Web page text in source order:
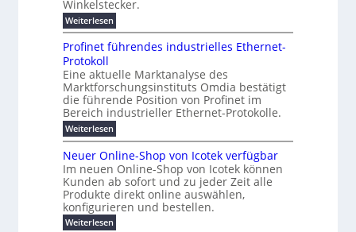
n
i
e
B
ü
r
o
k
r
a
t
i
e
e
l
ö
s
n
g
e
n
h
a
l
l
e
i
s
t
e
n
o
p
e
n
E
t
h
e
r
c
a
t
P
l
u
ff
i
z
i
e
t
e
r
e
s
K
a
b
e
l
m
a
n
o
n
ü
b
e
2
0
%
i
m
e
r
s
e
n
H
a
l
w
i
e
h
a
s
w
i
r
d
e
e
W
a
g
o
-
Winkelstecker.
Weiterlesen:
M
1
6
W
i
n
k
e
l
s
t
e
c
k
e
r
Profinet führendes industrielles Ethernet-
Protokoll
Eine aktuelle Marktanalyse des
Marktforschungsinstituts Omdia bestätigt
die führende Position von Profinet im
Bereich industrieller Ethernet-Protokolle.
Weiterlesen:
P
r
o
i
n
e
t
f
Neuer Online-Shop von Icotek verfügbar
Im neuen Online-Shop von Icotek können
Kunden ab sofort und zu jeder Zeit alle
Produkte direkt online auswählen,
konfigurieren und bestellen.
Weiterlesen: